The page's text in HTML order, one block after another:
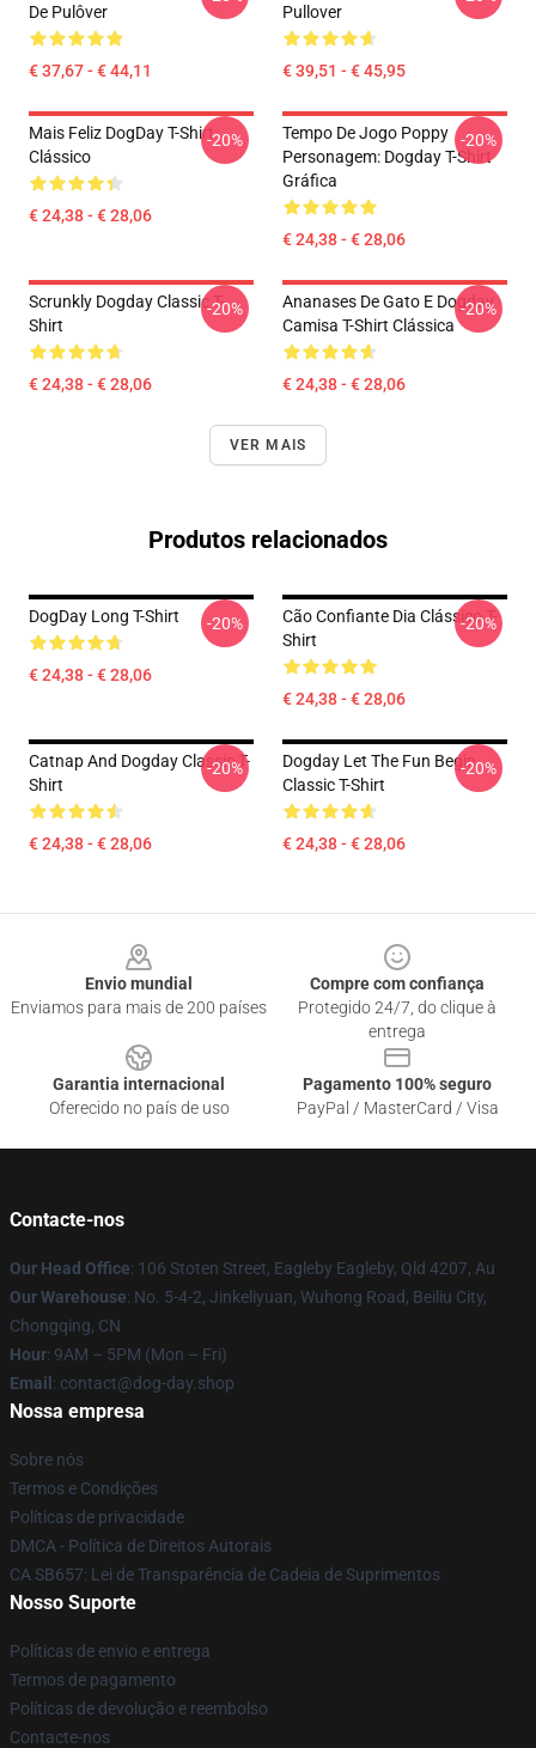
De Pulôver
€ 37,67 - € 44,11
Pullover
€ 39,51 - € 45,95
Mais Feliz DogDay T-Shirt
Clássico
€ 24,38 - € 28,06
-20%
Tempo De Jogo Poppy
Personagem: Dogday T-Shirt
Gráfica
€ 24,38 - € 28,06
-20%
Scrunkly Dogday Classic T-
Shirt
€ 24,38 - € 28,06
-20%
Ananases De Gato E Dogday
Camisa T-Shirt Clássica
€ 24,38 - € 28,06
-20%
VER MAIS
Produtos relacionados
DogDay Long T-Shirt
€ 24,38 - € 28,06
-20%
Cão Confiante Dia Clássico T-
Shirt
€ 24,38 - € 28,06
-20%
Catnap And Dogday Classic T-
Shirt
€ 24,38 - € 28,06
-20%
Dogday Let The Fun Begin
Classic T-Shirt
€ 24,38 - € 28,06
-20%
Envio mundial
Enviamos para mais de 200 países
Compre com confiança
Protegido 24/7, do clique à
entrega
Garantia internacional
Oferecido no país de uso
Pagamento 100% seguro
PayPal / MasterCard / Visa
Contacte-nos
Our Head Office: 106 Stoten Street, Eagleby Eagleby, Qld 4207, Au
Our Warehouse: No. 5-4-2, Jinkeliyuan, Wuhong Road, Beiliu City,
Chongqing, CN
Hour: 9AM – 5PM (Mon – Fri)
Email : contact@dog-day.shop
Nossa empresa
Sobre nós
Termos e Condições
Políticas de privacidade
DMCA - Política de Direitos Autorais
CA SB657: Lei de Transparência de Cadeia de Suprimentos
Nosso Suporte
Políticas de envio e entrega
Termos de pagamento
Políticas de devolução e reembolso
Contacte-nos